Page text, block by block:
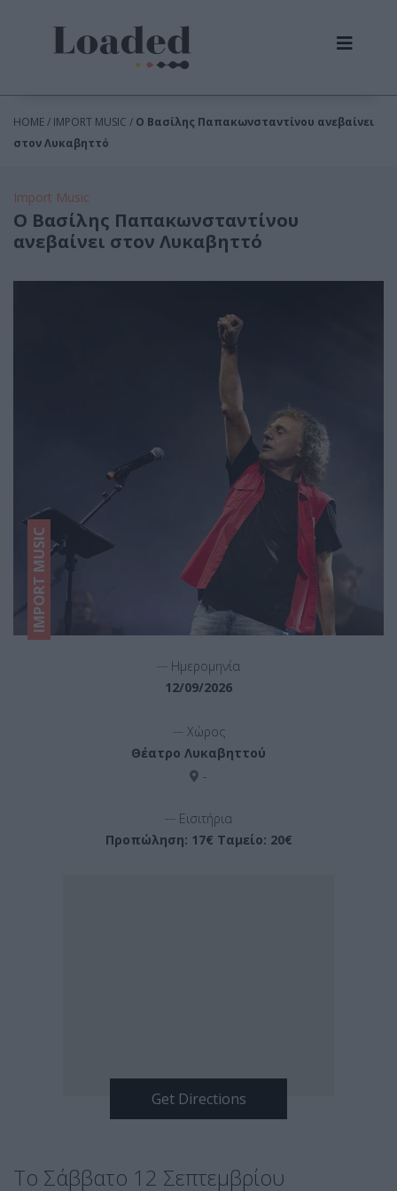
HOME / IMPORT MUSIC / O Βασίλης Παπακωνσταντίνου ανεβαίνει
στον Λυκαβηττό
Import Music
O Βασίλης Παπακωνσταντίνου
ανεβαίνει στον Λυκαβηττό
IMPORT MUSIC
Ημερομηνία
12/09/2026
Χώρος
Θέατρο Λυκαβηττού
-
Εισιτήρια
Προπώληση: 17€ Ταμείο: 20€
Το Σάββατο 12 Σεπτεμβρίου